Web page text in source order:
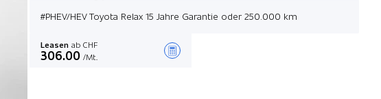
#PHEV/HEV Toyota Relax 15 Jahre Garantie oder 250.000 km
Leasen ab CHF
306.00 /Mt.